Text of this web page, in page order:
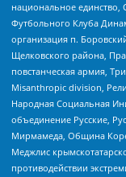
национальное единство,
Футбольного Клуба
организация п.
Щелковского района,
повстанческая армия,
Misanthropic division,
Народная Социальная
объединение Русские,
Мирмамеда, Община
Меджлис
противодействии